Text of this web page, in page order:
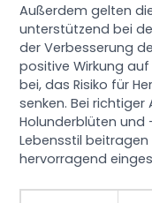
Außerdem gelten
unterstützend bei
der Verbesserung
positive Wirkung
bei, das Risiko für
senken. Bei
Holunderblüten
Lebensstil
hervorragend